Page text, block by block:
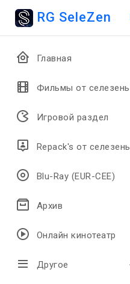
RG SeleZen
Главная
Фильмы от селезень
Игровой раздел
Repack's от селезень
Blu-Ray (EUR-CEE)
Архив
Онлайн кинотеатр
Другое